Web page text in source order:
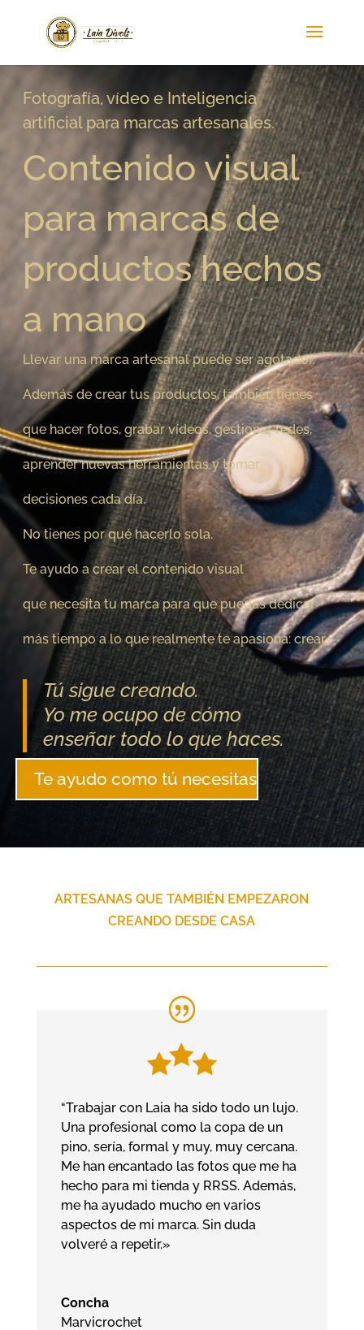
Fotografía, vídeo e Inteligencia
artificial para marcas artesanales.
Contenido visual
para marcas de
productos hechos
a mano
Llevar una marca artesanal puede ser agotador.
Además de crear tus productos, también tienes
que hacer fotos, grabar vídeos,gestionar redes,
aprender nuevas herramientas y tomar
decisiones cada día.
No tienes por qué hacerlo sola.
Te ayudo a crear el contenido visual
que necesitatu marca para que puedas dedicar
más tiempo a loque realmente te apasiona: crear.
Tú sigue creando.
Yo me ocupo de cómo
enseñar todo lo que haces.
Te ayudo como tú necesitas
ARTESANAS QUE TAMBIÉN EMPEZARON
CREANDO DESDE CASA
“Trabajar con Laia ha sido todo un lujo.
Una profesional como la copa de un
pino, sería, formal y muy, muy cercana.
Me han encantado las fotos que me ha
hecho para mi tienda y RRSS. Además,
me ha ayudado mucho en varios
aspectos de mi marca. Sin duda
volveré a repetir.»
Concha
Marvicrochet